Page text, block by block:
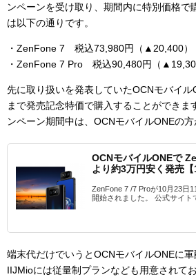
ンペーンを受け取り、期間内に特別価格で
は以下の通りです。
・ZenFone 7 税込73,980円（▲20,400）
・ZenFone 7 Pro 税込90,480円（
先に取り扱いを発表していたOCNモバイ
まで発売記念特価で購入することができま
ンペーン期間中は、OCNモバイルONEの方
OCNモバイルONEで
より約3万円安く発売【
ZenFone 7 /7 Proが10月23日
開始されました。 公式サイト
端末代だけでいうとOCNモバイルONEに軍
IIJMioには従量制プランなども用意されて